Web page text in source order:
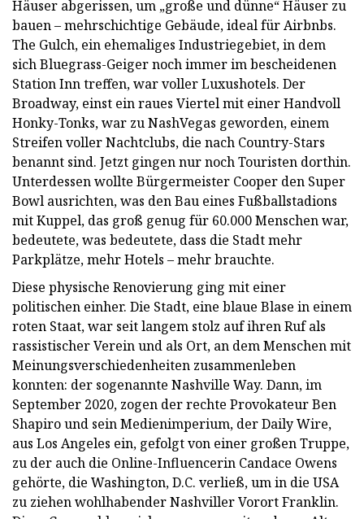
Häuser abgerissen, um „große und dünne“ Häuser zu
bauen – mehrschichtige Gebäude, ideal für Airbnbs.
The Gulch, ein ehemaliges Industriegebiet, in dem
sich Bluegrass-Geiger noch immer im bescheidenen
Station Inn treffen, war voller Luxushotels. Der
Broadway, einst ein raues Viertel mit einer Handvoll
Honky-Tonks, war zu NashVegas geworden, einem
Streifen voller Nachtclubs, die nach Country-Stars
benannt sind. Jetzt gingen nur noch Touristen dorthin.
Unterdessen wollte Bürgermeister Cooper den Super
Bowl ausrichten, was den Bau eines Fußballstadions
mit Kuppel, das groß genug für 60.000 Menschen war,
bedeutete, was bedeutete, dass die Stadt mehr
Parkplätze, mehr Hotels – mehr brauchte.
Diese physische Renovierung ging mit einer
politischen einher. Die Stadt, eine blaue Blase in einem
roten Staat, war seit langem stolz auf ihren Ruf als
rassistischer Verein und als Ort, an dem Menschen mit
Meinungsverschiedenheiten zusammenleben
konnten: der sogenannte Nashville Way. Dann, im
September 2020, zogen der rechte Provokateur Ben
Shapiro und sein Medienimperium, der Daily Wire,
aus Los Angeles ein, gefolgt von einer großen Truppe,
zu der auch die Online-Influencerin Candace Owens
gehörte, die Washington, D.C. verließ, um in die USA
zu ziehen wohlhabender Nashviller Vorort Franklin.